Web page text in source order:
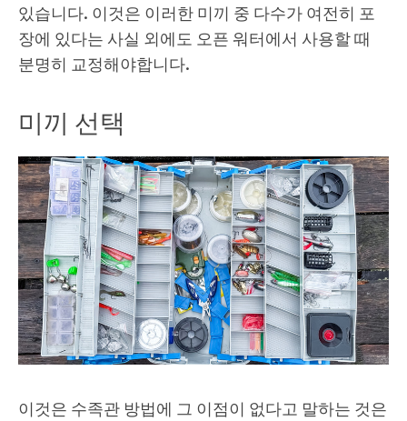
있습니다. 이것은 이러한 미끼 중 다수가 여전히 포
장에 있다는 사실 외에도 오픈 워터에서 사용할 때
분명히 교정해야합니다.
미끼 선택
이것은 수족관 방법에 그 이점이 없다고 말하는 것은